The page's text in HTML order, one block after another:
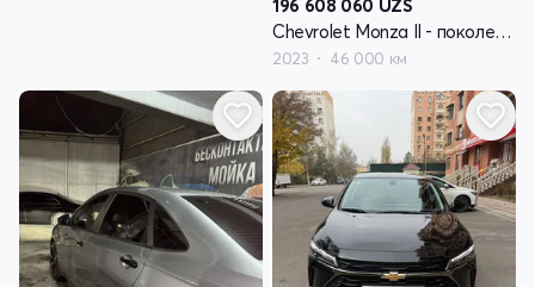
196 608 060 UZS
Chevrolet Monza II - поколение рестайлинг
2023 46 000 км